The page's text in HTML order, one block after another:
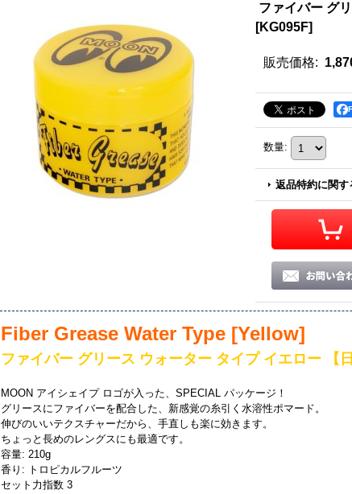
ファイバー グ
[KG095F]
販売価格:
数量:
返品特約に関す
Fiber Grease Water Type [Yellow]
ファイバー グリース ウォーター タイプ イエロー 【日
MOON アイシェイプ ロゴが入った、SPECIAL パッケージ！
グリースにファイバーを配合した、新感覚の糸引く水溶性ポマード。
伸びのいいテクスチャーだから、手直しも楽に効きます。
ちょっと長めのレングスにも最適です。
容量: 210g
香り: トロピカルフルーツ
セット力指数 3